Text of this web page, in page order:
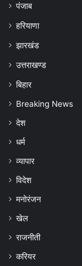
पंजाब
हरियाणा
झारखंड
उत्तराखण्ड
बिहार
Breaking News
देश
धर्म
व्यापार
विदेश
मनोरंजन
खेल
राजनीती
करियर